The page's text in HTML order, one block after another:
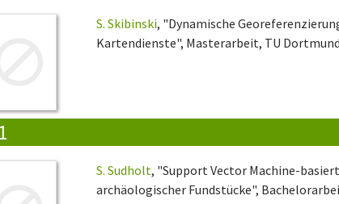
S. Skibinski, "Dynamische
Kartendienste", Masterarbeit, TU
S. Sudholt, "Support Vector Machine-
archäologischer Fundstücke",